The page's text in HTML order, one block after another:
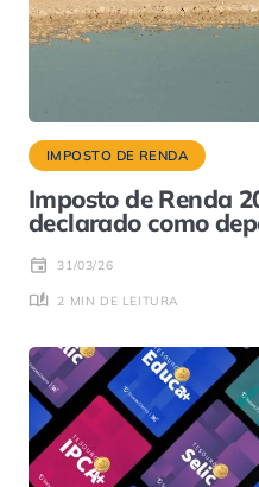
IMPOSTO DE RENDA
Imposto de Renda
declarado como
31/03/26
2 MIN DE LEITURA